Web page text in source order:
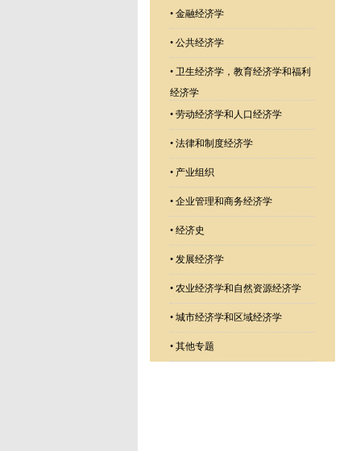
• 金融经济学
• 公共经济学
• 卫生经济学，教育经济学和福利
经济学
• 劳动经济学和人口经济学
• 法律和制度经济学
• 产业组织
• 企业管理和商务经济学
• 经济史
• 发展经济学
• 农业经济学和自然资源经济学
• 城市经济学和区域经济学
• 其他专题